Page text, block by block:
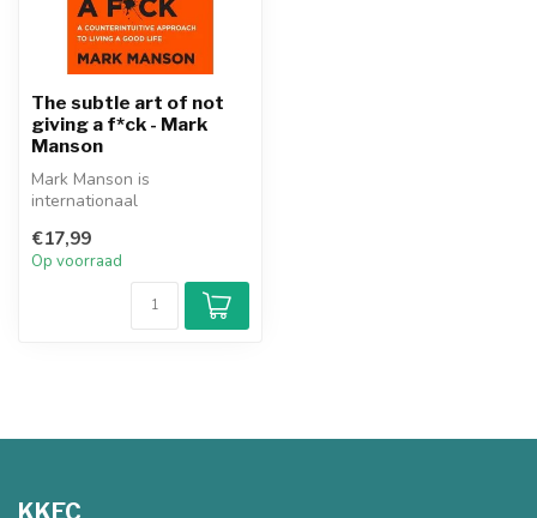
The subtle art of not
giving a f*ck - Mark
Manson
Mark Manson is
internationaal
ondernemer. De edele ...
€17,99
Op voorraad